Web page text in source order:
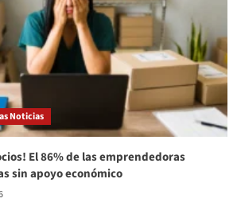
Noticias
El 86% de las emprendedoras
sin apoyo económico